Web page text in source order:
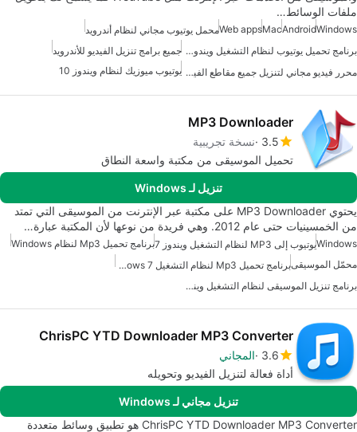
ملفات الوسائط…
Windows
Android
Mac
Web appsمحمل يوتيوب مجاني لنظام أندرويد
برنامج تحميل يوتيوب لنظام التشغيل ويندوز 10 جميع برامج تنزيل الفيديو للأندرويد
محرر فيديو مجاني لتنزيل جميع مقاطع الفيديو لنظام أندرويد يوتيوب ميوزيك لنظام ويندوز 10
MP3 Downloader
3.5 نسخة تجريبية
تحميل الموسيقى من مكتبة واسعة النطاق
تنزيل لـ Windows
يحتوي MP3 Downloader على مكتبة عبر الإنترنت من الموسيقى التي تمتد
من الخمسينيات حتى عام 2012. وهي فريدة من نوعها لأن المكتبة عبارة…
Windowsيوتيوب إلى MP3 لنظام التشغيل ويندوز 7
برنامج تحميل Mp3 لنظام Windows
محمّل الموسيقى
برنامج تحميل Mp3 لنظام التشغيل Windows 7
برنامج تنزيل الموسيقى لنظام التشغيل ويندوز 7
ChrisPC YTD Downloader MP3 Converter
3.6 المجاني
أداة فعالة لتنزيل الفيديو وتحويله
تنزيل مجاني لـ Windows
ChrisPC YTD Downloader MP3 Converter هو تطبيق وسائط متعددة